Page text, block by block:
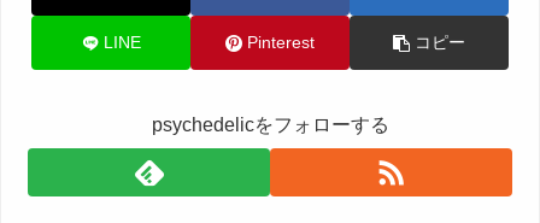
LINE Pinterest コピー
psychedelicをフォローする